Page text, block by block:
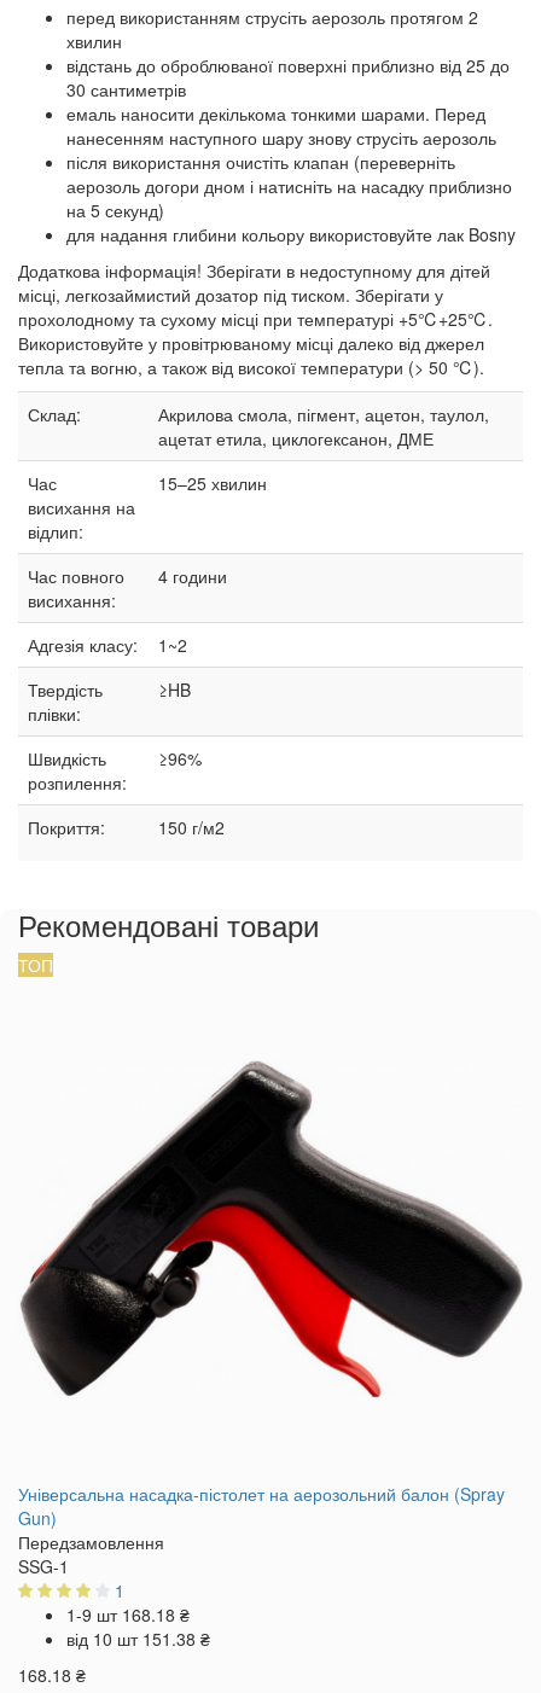
перед використанням струсіть аерозоль протягом 2
хвилин
відстань до оброблюваної поверхні приблизно від 25 до
30 сантиметрів
емаль наносити декількома тонкими шарами. Перед
нанесенням наступного шару знову струсіть аерозоль
після використання очистіть клапан (переверніть
аерозоль догори дном і натисніть на насадку приблизно
на 5 секунд)
для надання глибини кольору використовуйте лак Bosny
Додаткова інформація! Зберігати в недоступному для дітей
місці, легкозаймистий дозатор під тиском. Зберігати у
прохолодному та сухому місці при температурі +5℃+25℃.
Використовуйте у провітрюваному місці далеко від джерел
тепла та вогню, а також від високої температури (> 50 ℃).
Склад:
Акрилова смола, пігмент, ацетон, таулол,
ацетат етила, циклогексанон, ДМЕ
Час
висихання на
відлип:
15–25 хвилин
Час повного
висихання:
4 години
Адгезія класу:
1~2
Твердість
плівки:
≥HB
Швидкість
розпилення:
≥96%
Покриття: 150 г/м2
Рекомендовані товари
ТОП
Універсальна насадка-пістолет на аерозольний балон (Spray
Gun)
Передзамовлення
SSG-1
1
1-9 шт 168.18 ₴
від 10 шт 151.38 ₴
168.18 ₴